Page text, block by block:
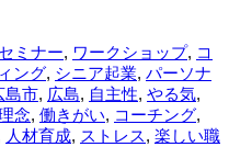
セミナー, ワークショップ, コ
ング, シニア起業, パーソナ
島市, 広島, 自主性, やる気,
念, 働きがい, コーチング,
人材育成, ストレス, 楽しい職